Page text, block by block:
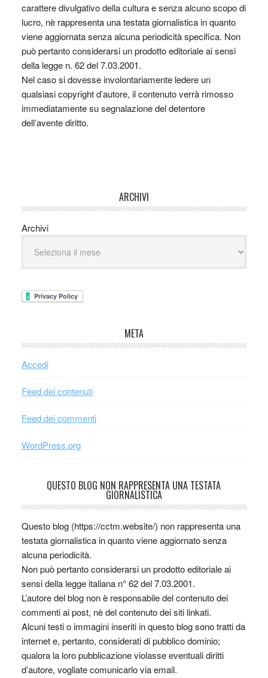
carattere divulgativo della cultura e senza alcuno scopo di
lucro, nè rappresenta una testata giornalistica in quanto
viene aggiornata senza alcuna periodicità specifica. Non
può pertanto considerarsi un prodotto editoriale ai sensi
della legge n. 62 del 7.03.2001.
Nel caso si dovesse involontariamente ledere un
qualsiasi copyright d’autore, il contenuto verrà rimosso
immediatamente su segnalazione del detentore
dell’avente diritto.
ARCHIVI
Archivi
META
Accedi
Feed dei contenuti
Feed dei commenti
WordPress.org
QUESTO BLOG NON RAPPRESENTA UNA TESTATA
GIORNALISTICA
Questo blog (https://cctm.website/) non rappresenta una
testata giornalistica in quanto viene aggiornato senza
alcuna periodicità.
Non può pertanto considerarsi un prodotto editoriale ai
sensi della legge italiana n° 62 del 7.03.2001.
L’autore del blog non è responsabile del contenuto dei
commenti ai post, nè del contenuto dei siti linkati.
Alcuni testi o immagini inseriti in questo blog sono tratti da
internet e, pertanto, considerati di pubblico dominio;
qualora la loro pubblicazione violasse eventuali diritti
d’autore, vogliate comunicarlo via email.